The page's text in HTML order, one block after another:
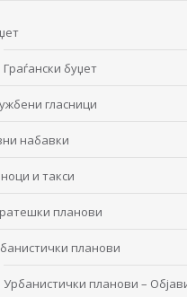
Граѓански буџет
гласници
набавки
и такси
планови
планови
Урбанистички планови –